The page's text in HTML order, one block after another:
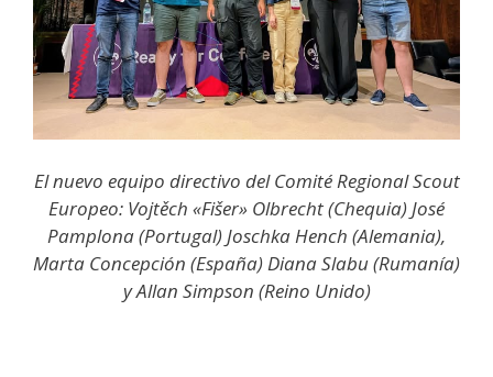
El nuevo equipo directivo del Comité Regional Scout
Europeo: Vojtěch «Fišer» Olbrecht (Chequia) José
Pamplona (Portugal) Joschka Hench (Alemania),
Marta Concepción (España) Diana Slabu (Rumanía)
y Allan Simpson (Reino Unido)